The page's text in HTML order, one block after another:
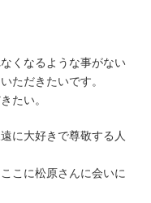
くなるような事がない
ただきたいです。
たい。
に大好きで尊敬する人
こに松原さんに会いに